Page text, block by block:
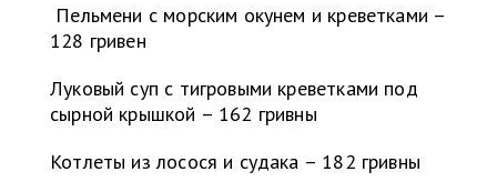
Пельмени с морским окунем и креветками –
128 гривен
Луковый суп с тигровыми креветками под
сырной крышкой – 162 гривны
Котлеты из лосося и судака – 182 гривны